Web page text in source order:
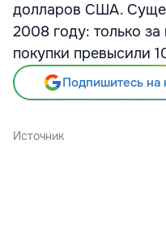
долларов США.
2008 году: только
покупки превысили
Подпишитесь на
Источник